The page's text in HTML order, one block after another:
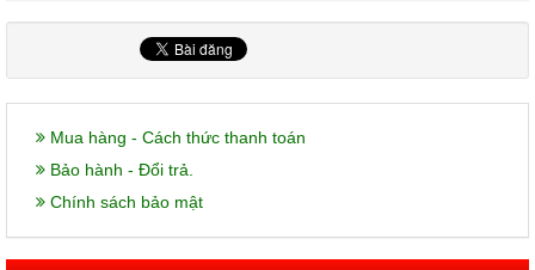
Mua hàng - Cách thức thanh toán
Bảo hành - Đổi trả.
Chính sách bảo mật